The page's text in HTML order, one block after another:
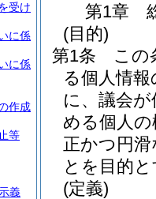
第1章
(目的)
第1条
この
る個人情
に、議会
める個人
正かつ円
とを目的
(定義)
受け
に係
に係
作成
等
義